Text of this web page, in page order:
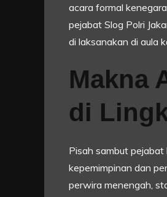
acara formal
pejabat Slog Polri
di laksanakan di aula
Makna
di
Pisah sambut
kepemimpinan dan
perwira menengah,